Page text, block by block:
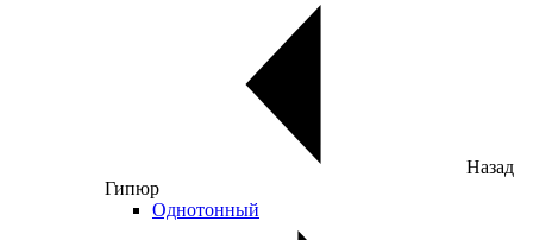
Назад
Гипюр
Однотонный